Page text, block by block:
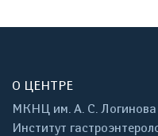
О ЦЕНТРЕ
МКНЦ им. А. С. Логинова
Институт